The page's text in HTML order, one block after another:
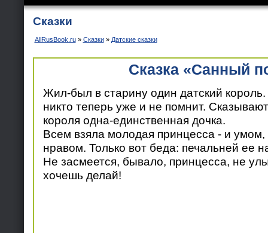
Сказки
AllRusBook.ru» Сказки» Датские сказки
Сказка «Санный
Жил-был в старину один датский король.
никто теперь уже и не помнит.
короля одна-единственная дочка.
Всем взяла молодая принцесса - и
нравом. Только вот беда: печальней ее
Не засмеется, бывало, принцесса, не
хочешь делай!